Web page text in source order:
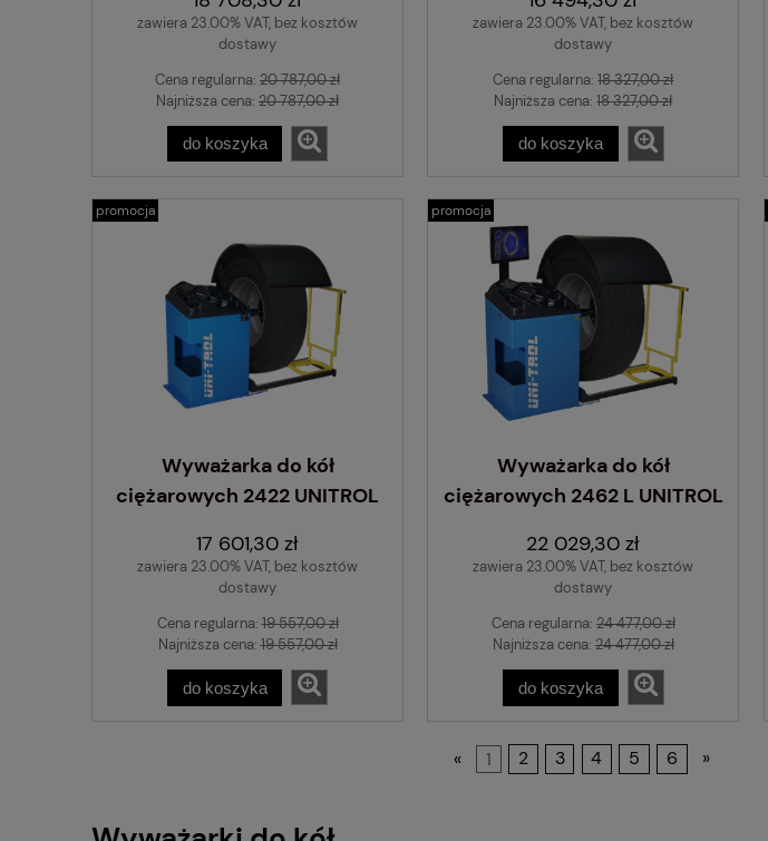
zawiera 23.00% VAT, bez kosztów
dostawy
Cena regularna: 20 787,00 zł
Najniższa cena: 20 787,00 zł
do koszyka
zawiera 23.00% VAT, bez kosztów
dostawy
Cena regularna:18 327,00 zł
Najniższa cena:18 327,00 zł
do koszyka
Wyważarka do kół
ciężarowych 2422 UNITROL
17 601,30 zł
zawiera 23.00% VAT, bez kosztów
dostawy
Cena regularna:19 557,00 zł
Najniższa cena:19 557,00 zł
do koszyka
promocja
Wyważarka do kół
ciężarowych 2462 L UNITROL
22 029,30 zł
zawiera 23.00% VAT, bez kosztów
dostawy
Cena regularna: 24 477,00 zł
Najniższa cena: 24 477,00 zł
do koszyka
promocja
« 1 2 3 4 5 6 »